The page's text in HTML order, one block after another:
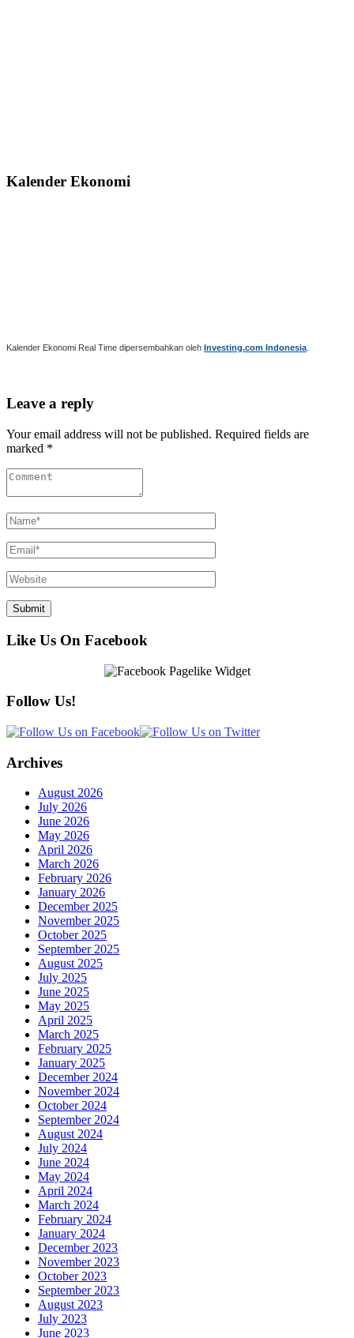
Kalender Ekonomi
Kalender Ekonomi Real Time dipersembahkan oleh Investing.com Indonesia
Leave a reply
Your email address will not be published. Required fields are
marked *
Like Us On Facebook
Follow Us!
Archives
August 2026
July 2026
June 2026
May 2026
April 2026
March 2026
February 2026
January 2026
December 2025
November 2025
October 2025
September 2025
August 2025
July 2025
June 2025
May 2025
April 2025
March 2025
February 2025
January 2025
December 2024
November 2024
October 2024
September 2024
August 2024
July 2024
June 2024
May 2024
April 2024
March 2024
February 2024
January 2024
December 2023
November 2023
October 2023
September 2023
August 2023
July 2023
June 2023